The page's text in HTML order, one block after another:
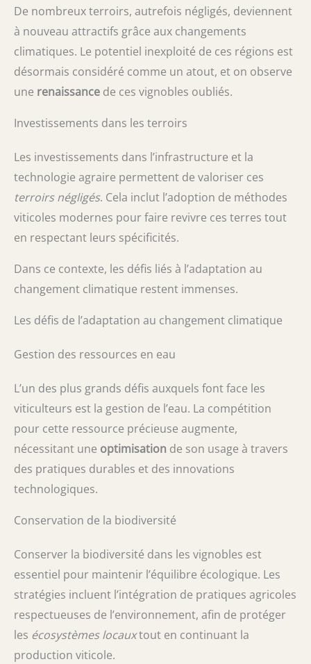
De nombreux terroirs, autrefois négligés, deviennent
à nouveau attractifs grâce aux changements
climatiques. Le potentiel inexploité de ces régions est
désormais considéré comme un atout, et on observe
une renaissance de ces vignobles oubliés.
Investissements dans les terroirs
Les investissements dans l’infrastructure et la
technologie agraire permettent de valoriser ces
terroirs négligés. Cela inclut l’adoption de méthodes
viticoles modernes pour faire revivre ces terres tout
en respectant leurs spécificités.
Dans ce contexte, les défis liés à l’adaptation au
changement climatique restent immenses.
Les défis de l’adaptation au changement climatique
Gestion des ressources en eau
L’un des plus grands défis auxquels font face les
viticulteurs est la gestion de l’eau. La compétition
pour cette ressource précieuse augmente,
nécessitant une optimisation de son usage à travers
des pratiques durables et des innovations
technologiques.
Conservation de la biodiversité
Conserver la biodiversité dans les vignobles est
essentiel pour maintenir l’équilibre écologique. Les
stratégies incluent l’intégration de pratiques agricoles
respectueuses de l’environnement, afin de protéger
les écosystèmes locauxtout en continuant la
production viticole.